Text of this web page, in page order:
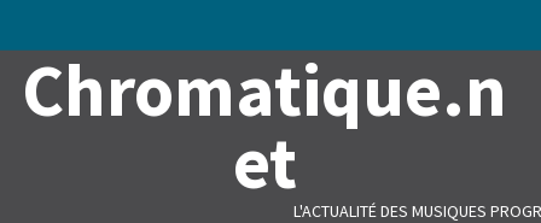
Chromatique.n
et
L'ACTUALITÉ DES MUSIQUES